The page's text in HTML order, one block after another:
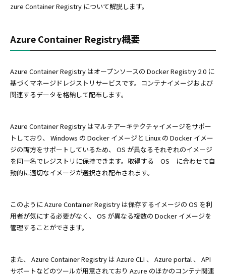
zure Container Registry について解説します。
Azure Container Registry概要
Azure Container Registry はオープンソースの Docker Registry 2.0 に
基づくマネージドレジストリサービスです。コンテナイメージおよび
関連するデータを格納して配布します。
Azure Container Registry はマルチアーキテクチャイメージをサポー
トしており、 Windows の Docker イメージと Linux の Docker イメー
ジの両方をサポートしているため、 OS が異なるそれぞれのイメージ
を同一名でレジストリに保持できます。取得する OS に合わせて自
動的に適切なイメージが選択され配布されます。
このように Azure Container Registry は保存するイメージの OS を利
用者が気にする必要がなく、 OS が異なる複数の Docker イメージを
管理することができます。
また、 Azure Container Registry は Azure CLI 、 Azure portal 、 API
サポートなどのツールが用意されており Azure のほかのコンテナ関連